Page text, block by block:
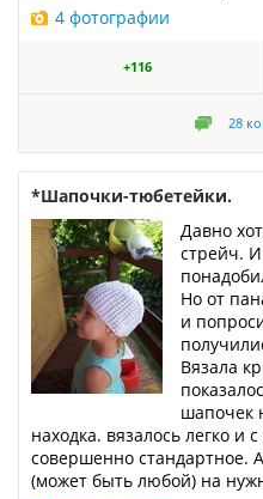
4 фотографии
+116
28
*Шапочки-тюбетейки.
Давно
стрейч.
Но от
и
Вязала
шапочек
находка. вязалось легко и
совершенно стандартное.
(может быть любой) на